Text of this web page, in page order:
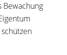
Bewachung